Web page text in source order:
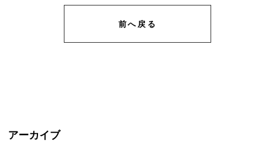
前へ戻る
アーカイブ